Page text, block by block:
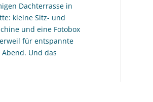
Dachterrasse in
kleine Sitz- und
und eine Fotobox
für entspannte
Und das